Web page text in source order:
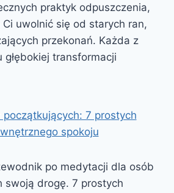
praktyk odpuszczenia,
uwolnić się od starych ran,
przekonań. Każda z
głębokiej transformacji
7 prostych
spokoju
po medytacji dla osób
swoją drogę. 7 prostych